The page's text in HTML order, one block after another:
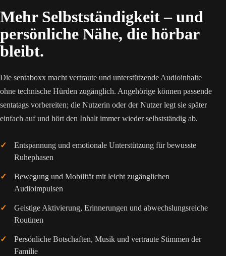
Mehr Selbstständigkeit – und
persönliche Nähe, die hörbar
bleibt.
Die sentaboxx macht vertraute und unterstützende Audioinhalte
ohne technische Hürden zugänglich. Angehörige können passende
sentatags vorbereiten; die Nutzerin oder der Nutzer legt sie später
einfach auf und hört den Inhalt immer wieder selbstständig ab.
Entspannung und emotionale Unterstützung für bewusste
Ruhephasen
Bewegung und Mobilität mit leicht zugänglichen
Audioimpulsen
Geistige Aktivierung, Erinnerungen und abwechslungsreiche
Routinen
Persönliche Botschaften, Musik und vertraute Stimmen der
Familie